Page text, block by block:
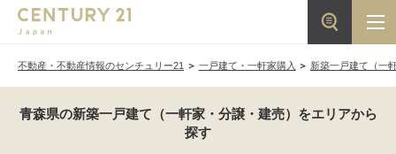
不動産・不動産情報のセンチュリー21 一戸建て・一軒家購入 新築一戸建て（一
青森県の新築一戸建て（一軒家・分譲・建売）をエリアから
探す